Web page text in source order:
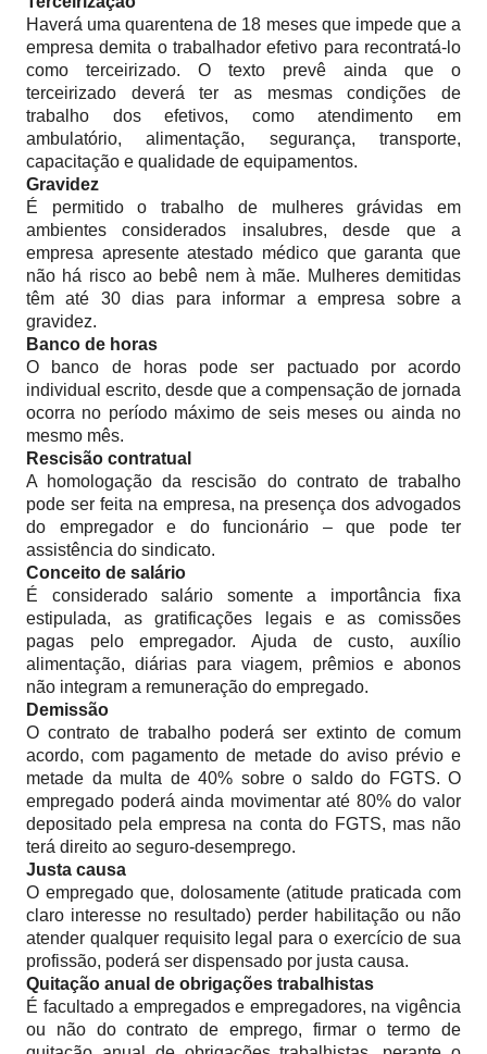
Haverá uma quarentena de 18 meses que impede que a
empresa demita o trabalhador efetivo para recontratá-lo
como terceirizado. O texto prevê ainda que o
terceirizado deverá ter as mesmas condições de
trabalho dos efetivos, como atendimento em
ambulatório, alimentação, segurança, transporte,
capacitação e qualidade de equipamentos.
Gravidez
É permitido o trabalho de mulheres grávidas em
ambientes considerados insalubres, desde que a
empresa apresente atestado médico que garanta que
não há risco ao bebê nem à mãe. Mulheres demitidas
têm até 30 dias para informar a empresa sobre a
gravidez.
Banco de horas
O banco de horas pode ser pactuado por acordo
individual escrito, desde que a compensação de jornada
ocorra no período máximo de seis meses ou ainda no
mesmo mês.
Rescisão contratual
A homologação da rescisão do contrato de trabalho
pode ser feita na empresa, na presença dos advogados
do empregador e do funcionário – que pode ter
assistência do sindicato.
Conceito de salário
É considerado salário somente a importância fixa
estipulada, as gratificações legais e as comissões
pagas pelo empregador. Ajuda de custo, auxílio
alimentação, diárias para viagem, prêmios e abonos
não integram a remuneração do empregado.
Demissão
O contrato de trabalho poderá ser extinto de comum
acordo, com pagamento de metade do aviso prévio e
metade da multa de 40% sobre o saldo do FGTS. O
empregado poderá ainda movimentar até 80% do valor
depositado pela empresa na conta do FGTS, mas não
terá direito ao seguro-desemprego.
Justa causa
O empregado que, dolosamente (atitude praticada com
claro interesse no resultado) perder habilitação ou não
atender qualquer requisito legal para o exercício de sua
profissão, poderá ser dispensado por justa causa.
Quitação anual de obrigações trabalhistas
É facultado a empregados e empregadores, na vigência
ou não do contrato de emprego, firmar o termo de